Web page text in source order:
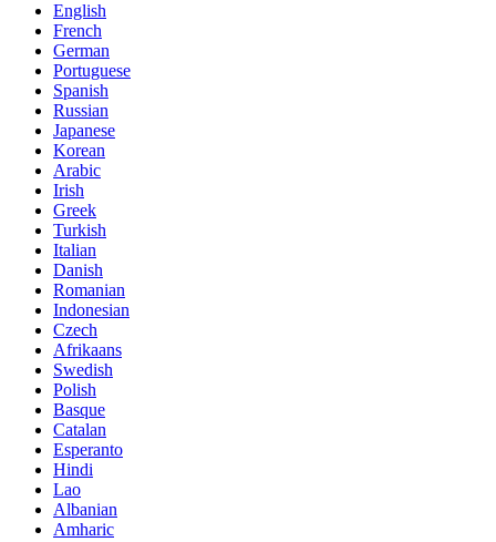
English
French
German
Portuguese
Spanish
Russian
Japanese
Korean
Arabic
Irish
Greek
Turkish
Italian
Danish
Romanian
Indonesian
Czech
Afrikaans
Swedish
Polish
Basque
Catalan
Esperanto
Hindi
Lao
Albanian
Amharic